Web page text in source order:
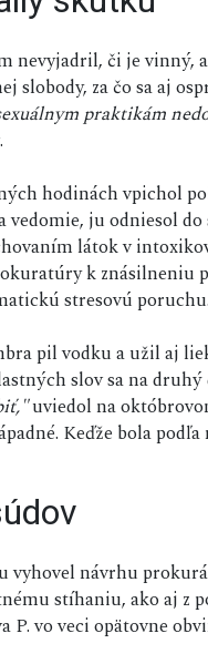
nevyjadril, či je vinný,
za čo sa aj
praktikám
hodinách vpichol
ju odniesol do
látok v
k znásilneniu
stresovú poruchu.
pil vodku a užil aj
slov sa na
uviedol na
Keďže bola
návrhu
stíhaniu, ako aj z
P. vo veci opätovne